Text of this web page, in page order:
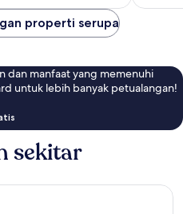
properti serupa
dan manfaat yang memenuhi
untuk lebih banyak petualangan!
sekitar